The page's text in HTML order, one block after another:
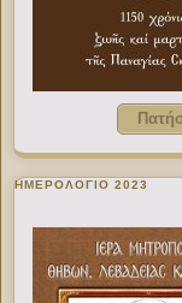
ΗΜΕΡΟΛΟΓΙΟ 2023